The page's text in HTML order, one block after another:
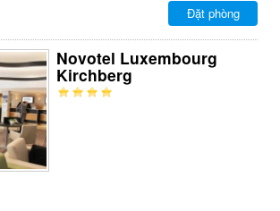
Đặt phòng
Novotel Luxembourg
Kirchberg